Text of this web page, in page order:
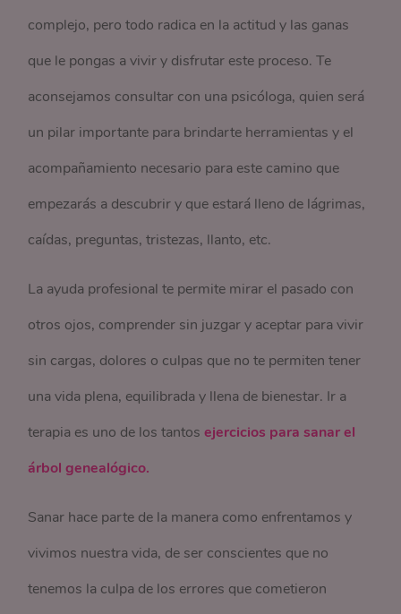
complejo, pero todo radica en la actitud y las ganas
que le pongas a vivir y disfrutar este proceso. Te
aconsejamos consultar con una psicóloga, quien será
un pilar importante para brindarte herramientas y el
acompañamiento necesario para este camino que
empezarás a descubrir y que estará lleno de lágrimas,
caídas, preguntas, tristezas, llanto, etc.
La ayuda profesional te permite mirar el pasado con
otros ojos, comprender sin juzgar y aceptar para vivir
sin cargas, dolores o culpas que no te permiten tener
una vida plena, equilibrada y llena de bienestar. Ir a
terapia es uno de los tantosejercicios para sanar el
árbol genealógico.
Sanar hace parte de la manera como enfrentamos y
vivimos nuestra vida, de ser conscientes que no
tenemos la culpa de los errores que cometieron